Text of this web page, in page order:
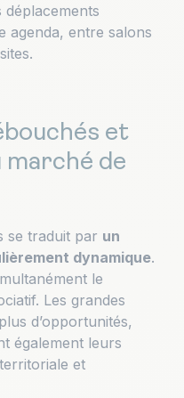
agenda, entre salons
et
marché de
se traduit par un
dynamique.
le
Les grandes
d’opportunités,
également leurs
et